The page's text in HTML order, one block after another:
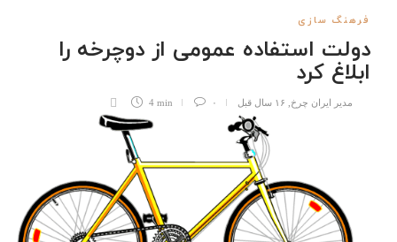
فرهنگ سازی
دولت استفاده عمومی از دوچرخه را
ابلاغ کرد
مدیر ایران چرخ ۱۶ سال قبل ۰ 4 min